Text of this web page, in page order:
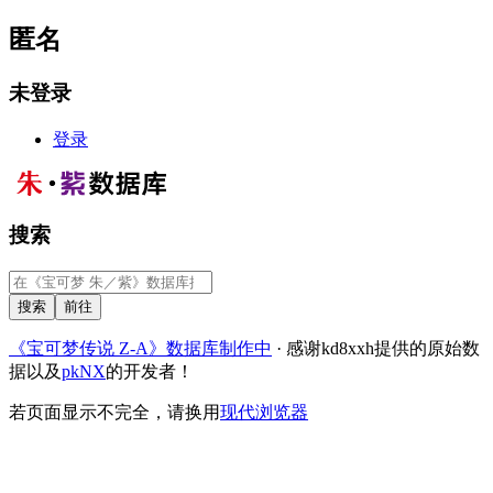
匿名
未登录
登录
搜索
《宝可梦传说 Z-A》数据库制作中 · 感谢kd8xxh提供的原始数
据以及pkNX的开发者！
若页面显示不完全，请换用现代浏览器